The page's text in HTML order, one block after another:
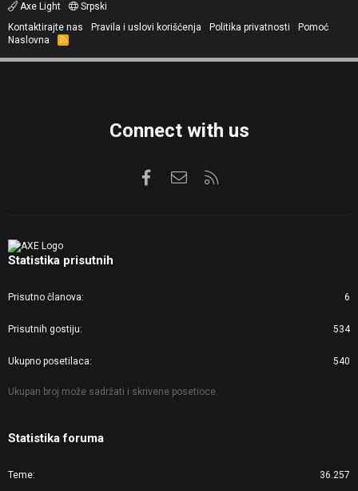
Axe Light
Srpski
Kontaktirajte nas
Pravila i uslovi korišćenja Politika privatnosti
Pomoć
Naslovna
R
S
Connect with us
FacebookKontaktirajte nas
Statistika prisutnih
Prisutno članova 6
Prisutnih gostiju 534
Ukupno posetilaca 540
Ukupan broj može sadržati i skrivene posetioce.
Statistika foruma
Teme 36.257